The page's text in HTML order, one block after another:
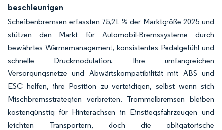
beschleunigen
Scheibenbremsen erfassten 75,21 % der Marktgröße 2025 und
stützen den Markt für Automobil-Bremssysteme durch
bewährtes Wärmemanagement, konsistentes Pedalgefühl und
schnelle Druckmodulation. Ihre umfangreichen
Versorgungsnetze und Abwärtskompatibilität mit ABS und
ESC helfen, ihre Position zu verteidigen, selbst wenn sich
Mischbremsstrategien verbreiten. Trommelbremsen bleiben
kostengünstig für Hinterachsen in Einstiegsfahrzeugen und
leichten Transportern, doch die obligatorische